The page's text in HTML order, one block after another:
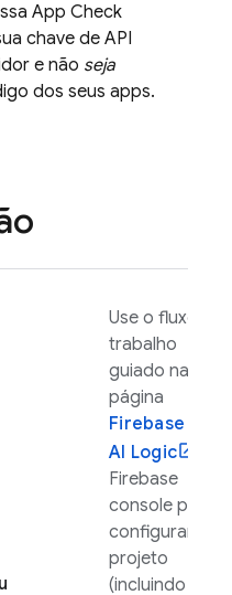
App Check
chave de API
e não seja
dos seus apps.
Use o fluxo de
trabalho
guiado na
página
Firebase
AI Logic
Firebase
console para
configurar seu
projeto
(incluindo a